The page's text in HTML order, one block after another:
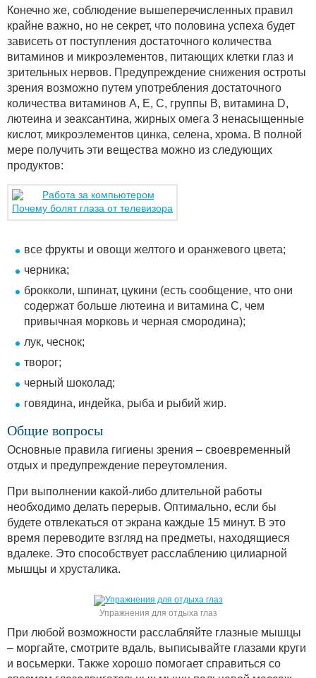
Конечно же, соблюдение вышеперечисленных правил
крайне важно, но не секрет, что половина успеха будет
зависеть от поступления достаточного количества
витаминов и микроэлементов, питающих клетки глаз и
зрительных нервов. Предупреждение снижения остроты
зрения возможно путем употребления достаточного
количества витаминов А, Е, С, группы В, витамина D,
лютеина и зеаксантина, жирных омега 3 ненасыщенные
кислот, микроэлементов цинка, селена, хрома. В полной
мере получить эти вещества можно из следующих
продуктов:
Почему болят глаза от телевизора
все фрукты и овощи желтого и оранжевого цвета;
черника;
брокколи, шпинат, цукини (есть сообщение, что они
содержат больше лютеина и витамина С, чем
привычная морковь и черная смородина);
лук, чеснок;
творог;
черный шоколад;
говядина, индейка, рыба и рыбий жир.
Общие вопросы
Основные правила гигиены зрения – своевременный
отдых и предупреждение переутомления.
При выполнении какой-либо длительной работы
необходимо делать перерыв. Оптимально, если бы
будете отвлекаться от экрана каждые 15 минут. В это
время переводите взгляд на предметы, находящиеся
вдалеке. Это способствует расслаблению цилиарной
мышцы и хрусталика.
Упражнения для отдыха глаз
При любой возможности расслабляйте глазные мышцы
– моргайте, смотрите вдаль, выписывайте глазами круги
и восьмерки. Также хорошо помогает справиться со